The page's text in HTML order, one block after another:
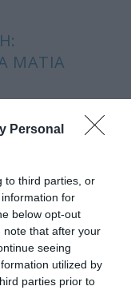
Personal
to third parties, or
for
below opt-out
note that after your
seeing
utilized by
parties prior to
ΜΆΤΙΑ
αγγεία,